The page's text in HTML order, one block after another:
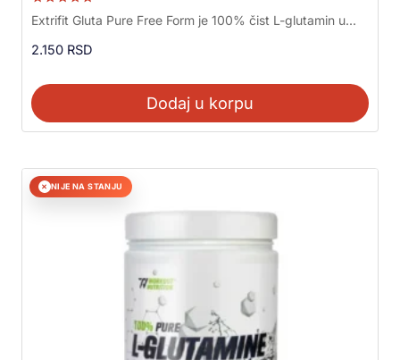
Ocenjeno sa
5.00
od 5
Extrifit Gluta Pure Free Form je 100% čist L-glutamin u...
2.150 RSD
Dodaj u korpu
✕ NIJE NA STANJU